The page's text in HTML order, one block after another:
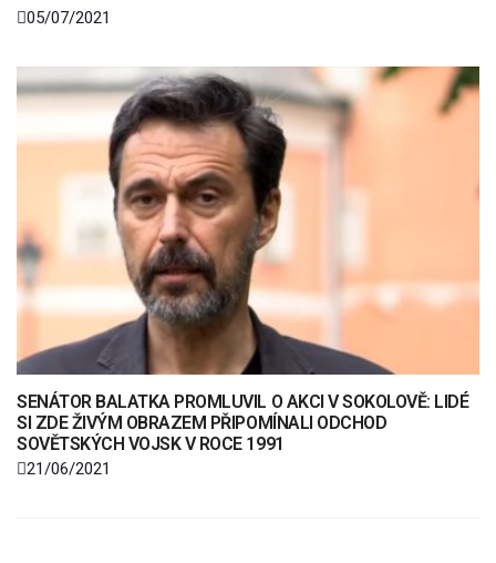
05/07/2021
SENÁTOR BALATKA PROMLUVIL O AKCI V SOKOLOVĚ: LIDÉ
SI ZDE ŽIVÝM OBRAZEM PŘIPOMÍNALI ODCHOD
SOVĚTSKÝCH VOJSK V ROCE 1991
21/06/2021